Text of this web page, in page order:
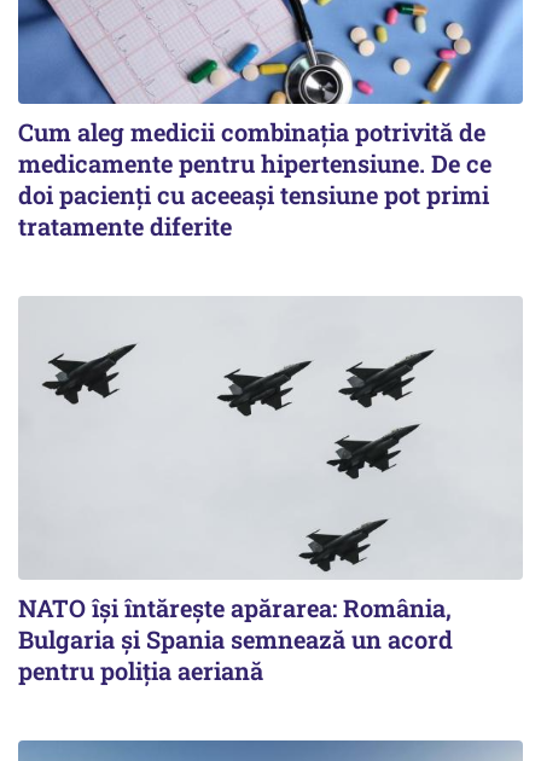
Cum aleg medicii combinația potrivită de
medicamente pentru hipertensiune. De ce
doi pacienți cu aceeași tensiune pot primi
tratamente diferite
NATO își întărește apărarea: România,
Bulgaria și Spania semnează un acord
pentru poliția aeriană